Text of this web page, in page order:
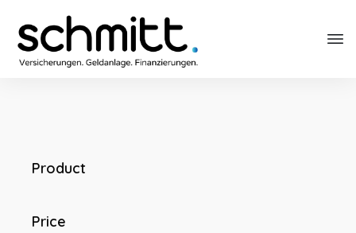
Product
Product
Price